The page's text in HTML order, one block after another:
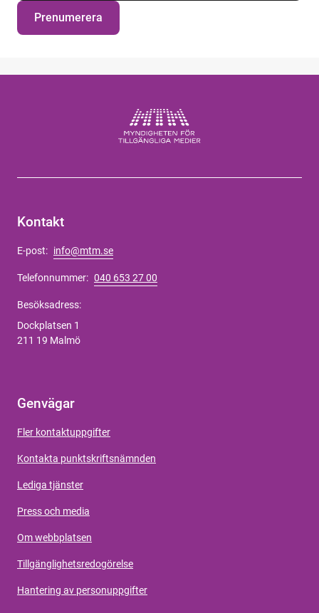
Prenumerera
Kontakt
E-post: info@mtm.se
Telefonnummer: 040 653 27 00
Besöksadress:
Dockplatsen 1
211 19 Malmö
Genvägar
Fler kontaktuppgifter
Kontakta punktskriftsnämnden
Lediga tjänster
Press och media
Om webbplatsen
Tillgänglighetsredogörelse
Hantering av personuppgifter